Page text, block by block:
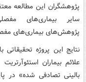
پژوهشگران این مطالعه
سایر بیماری‌های
پژوهش‌های بیماری‌های
نتایج این پروژه
علائم بیماران
بالینی تصادفی شده» در